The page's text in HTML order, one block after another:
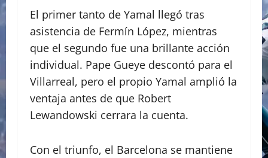
El primer tanto de Yamal llegó tras
asistencia de Fermín López, mientras
que el segundo fue una brillante acción
individual. Pape Gueye descontó para el
Villarreal, pero el propio Yamal amplió la
ventaja antes de que Robert
Lewandowski cerrara la cuenta.
Con el triunfo, el Barcelona se mantiene